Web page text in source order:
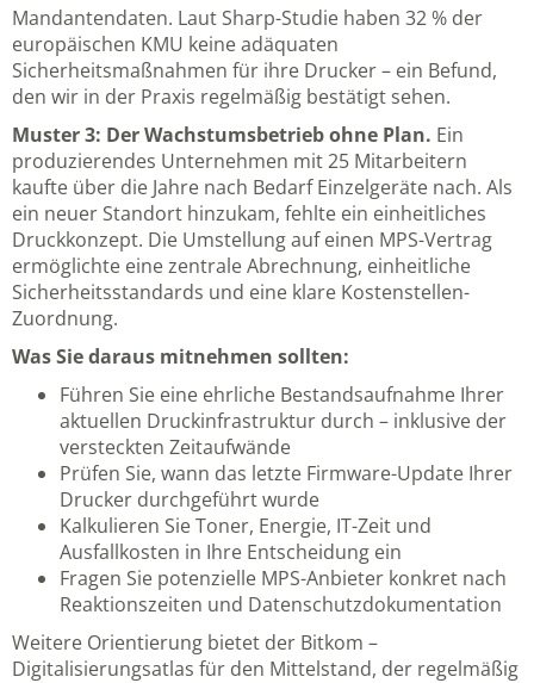
Mandantendaten. Laut Sharp-Studie haben 32 % der
europäischen KMU keine adäquaten
Sicherheitsmaßnahmen für ihre Drucker – ein Befund,
den wir in der Praxis regelmäßig bestätigt sehen.
Muster 3: Der Wachstumsbetrieb ohne Plan. Ein
produzierendes Unternehmen mit 25 Mitarbeitern
kaufte über die Jahre nach Bedarf Einzelgeräte nach. Als
ein neuer Standort hinzukam, fehlte ein einheitliches
Druckkonzept. Die Umstellung auf einen MPS-Vertrag
ermöglichte eine zentrale Abrechnung, einheitliche
Sicherheitsstandards und eine klare Kostenstellen-
Zuordnung.
Was Sie daraus mitnehmen sollten:
Führen Sie eine ehrliche Bestandsaufnahme Ihrer
aktuellen Druckinfrastruktur durch – inklusive der
versteckten Zeitaufwände
Prüfen Sie, wann das letzte Firmware-Update Ihrer
Drucker durchgeführt wurde
Kalkulieren Sie Toner, Energie, IT-Zeit und
Ausfallkosten in Ihre Entscheidung ein
Fragen Sie potenzielle MPS-Anbieter konkret nach
Reaktionszeiten und Datenschutzdokumentation
Weitere Orientierung bietet der Bitkom –
Digitalisierungsatlas für den Mittelstand, der regelmäßig